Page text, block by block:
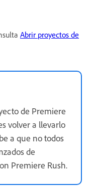
Abrir proyectos de
de Premiere
volver a llevarlo
a que no todos
de
Premiere Rush.